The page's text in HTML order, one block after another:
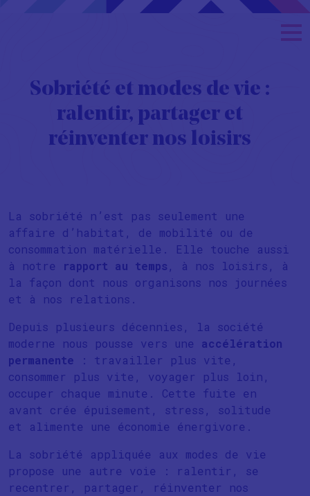
Sobriété et modes de vie :
ralentir, partager et
réinventer nos loisirs
La sobriété n’est pas seulement une
affaire d’habitat, de mobilité ou de
consommation matérielle. Elle touche aussi
à notre rapport au temps , à nos loisirs, à
la façon dont nous organisons nos journées
et à nos relations.
Depuis plusieurs décennies, la société
moderne nous pousse vers une accélération
permanente : travailler plus vite,
consommer plus vite, voyager plus loin,
occuper chaque minute. Cette fuite en
avant crée épuisement, stress, solitude
et alimente une économie énergivore.
La sobriété appliquée aux modes de vie
propose une autre voie : ralentir, se
recentrer, partager, réinventer nos